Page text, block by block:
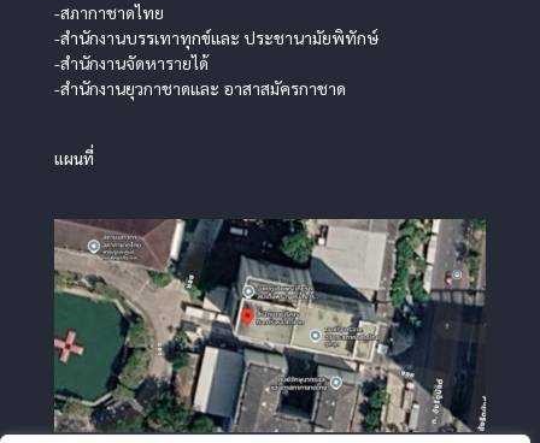
-สภากาชาดไทย
-สำนักงานบรรเทาทุกข์และ ประชานามัยพิทักษ์
-สำนักงานจัดหารายได้
-สำนักงานยุวกาชาดและ อาสาสมัครกาชาด
แผนที่